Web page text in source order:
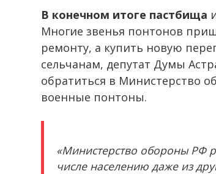
В конечном итоге пастбища
Многие звенья понтонов
ремонту, а купить новую
сельчанам, депутат Думы
обратиться в Министерство
военные понтоны.
«Министерство обороны РФ
числе населению даже из